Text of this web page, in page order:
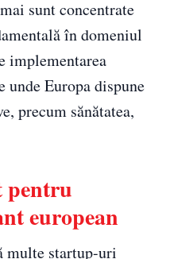
sunt concentrate
în domeniul
implementarea
Europa dispune
precum sănătatea,
european
multe startup-uri